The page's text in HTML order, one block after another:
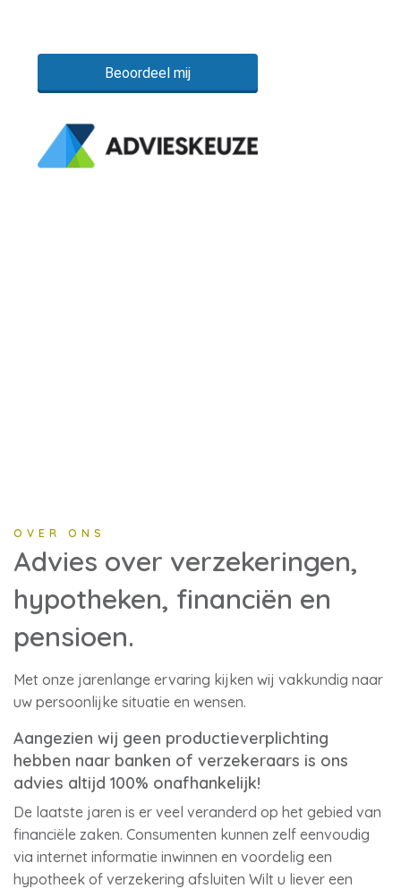
OVER ONS
Advies over verzekeringen,
hypotheken, financiën en
pensioen.
Met onze jarenlange ervaring kijken wij vakkundig naar
uw persoonlijke situatie en wensen.
Aangezien wij geen productieverplichting
hebben naar banken of verzekeraars is ons
advies altijd 100% onafhankelijk!
De laatste jaren is er veel veranderd op het gebied van
financiële zaken. Consumenten kunnen zelf eenvoudig
via internet informatie inwinnen en voordelig een
hypotheek of verzekering afsluiten Wilt u liever een